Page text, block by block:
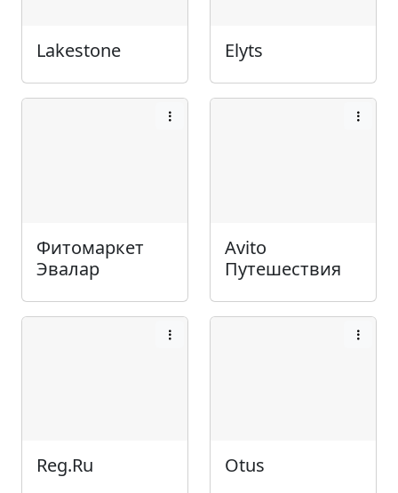
Lakestone Elyts
Фитомаркет
Эвалар
Avito
Путешествия
Reg.Ru Otus